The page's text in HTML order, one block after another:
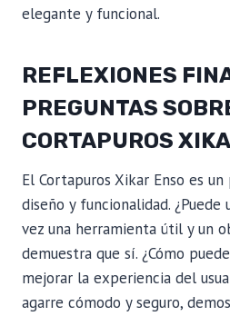
elegante y funcional.
REFLEXIONES
PREGUNTAS
CORTAPUROS
El Cortapuros Xikar Enso es
diseño y funcionalidad. ¿Puede
vez una herramienta útil y un
demuestra que sí. ¿Cómo
mejorar la experiencia del
agarre cómodo y seguro,